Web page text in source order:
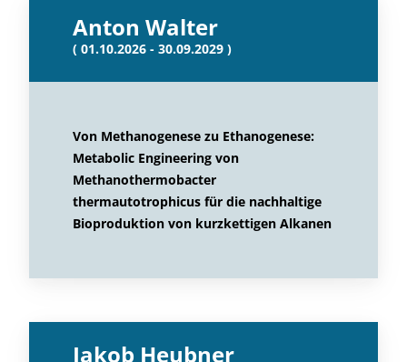
Anton Walter
( 01.10.2026 - 30.09.2029 )
Von Methanogenese zu Ethanogenese:
Metabolic Engineering von
Methanothermobacter
thermautotrophicus für die nachhaltige
Bioproduktion von kurzkettigen Alkanen
Jakob Heubner